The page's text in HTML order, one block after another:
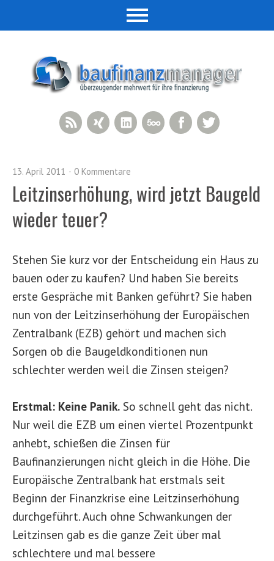
Facebook
500px
LinkedIn
Xing
RSS Feed
13. April 2011 0 Kommentare
Leitzinserhöhung, wird jetzt Baugeld
wieder teuer?
Stehen Sie kurz vor der Entscheidung ein Haus zu
bauen oder zu kaufen? Und haben Sie bereits
erste Gespräche mit Banken geführt? Sie haben
nun von der Leitzinserhöhung der Europäischen
Zentralbank (EZB) gehört und machen sich
Sorgen ob die Baugeldkonditionen nun
schlechter werden weil die Zinsen steigen?
Erstmal: Keine Panik. So schnell geht das nicht.
Nur weil die EZB um einen viertel Prozentpunkt
anhebt, schießen die Zinsen für
Baufinanzierungen nicht gleich in die Höhe. Die
Europäische Zentralbank hat erstmals seit
Beginn der Finanzkrise eine Leitzinserhöhung
durchgeführt. Auch ohne Schwankungen der
Leitzinsen gab es die ganze Zeit über mal
schlechtere und mal bessere